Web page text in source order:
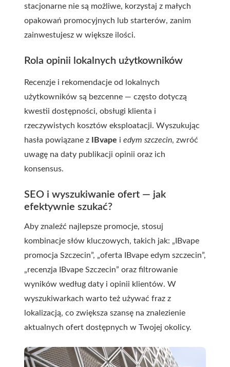
stacjonarne nie są możliwe, korzystaj z małych
opakowań promocyjnych lub starterów, zanim
zainwestujesz w większe ilości.
Rola opinii lokalnych użytkowników
Recenzje i rekomendacje od lokalnych
użytkowników są bezcenne — często dotyczą
kwestii dostępności, obsługi klienta i
rzeczywistych kosztów eksploatacji. Wyszukując
hasła powiązane z
IBvape i edym szczecin, zwróć
uwagę na daty publikacji opinii oraz ich
konsensus.
SEO i wyszukiwanie ofert — jak
efektywnie szukać?
Aby znaleźć najlepsze promocje, stosuj
kombinacje słów kluczowych, takich jak: „IBvape
promocja Szczecin”, „oferta IBvape edym szczecin”,
„recenzja IBvape Szczecin” oraz filtrowanie
wyników według daty i opinii klientów. W
wyszukiwarkach warto też używać fraz z
lokalizacją, co zwiększa szansę na znalezienie
aktualnych ofert dostępnych w Twojej okolicy.